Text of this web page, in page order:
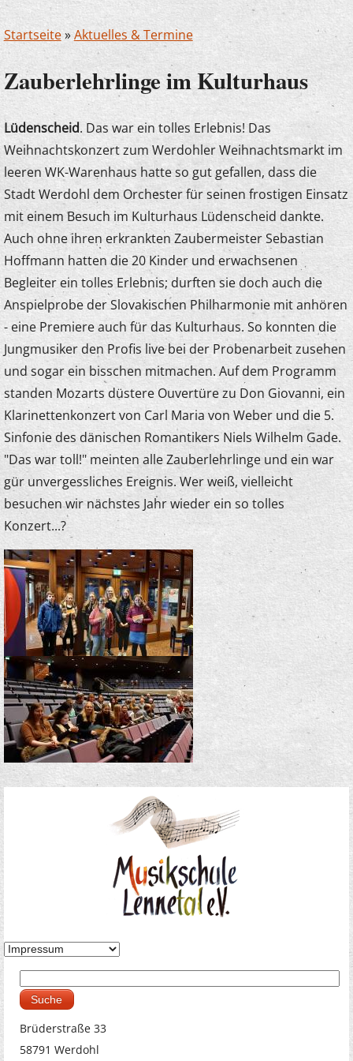
Startseite»Aktuelles & Termine
Zauberlehrlinge im Kulturhaus
Lüdenscheid. Das war ein tolles Erlebnis! Das
Weihnachtskonzert zum Werdohler Weihnachtsmarkt im
leeren WK-Warenhaus hatte so gut gefallen, dass die
Stadt Werdohl dem Orchester für seinen frostigen Einsatz
mit einem Besuch im Kulturhaus Lüdenscheid dankte.
Auch ohne ihren erkrankten Zaubermeister Sebastian
Hoffmann hatten die 20 Kinder und erwachsenen
Begleiter ein tolles Erlebnis; durften sie doch auch die
Anspielprobe der Slovakischen Philharmonie mit anhören
- eine Premiere auch für das Kulturhaus. So konnten die
Jungmusiker den Profis live bei der Probenarbeit zusehen
und sogar ein bisschen mitmachen. Auf dem Programm
standen Mozarts düstere Ouvertüre zu Don Giovanni, ein
Klarinettenkonzert von Carl Maria von Weber und die 5.
Sinfonie des dänischen Romantikers Niels Wilhelm Gade.
"Das war toll!" meinten alle Zauberlehrlinge und ein war
gür unvergessliches Ereignis. Wer weiß, vielleicht
besuchen wir nächstes Jahr wieder ein so tolles
Konzert...?
Suchformular
Brüderstraße 33
58791 Werdohl